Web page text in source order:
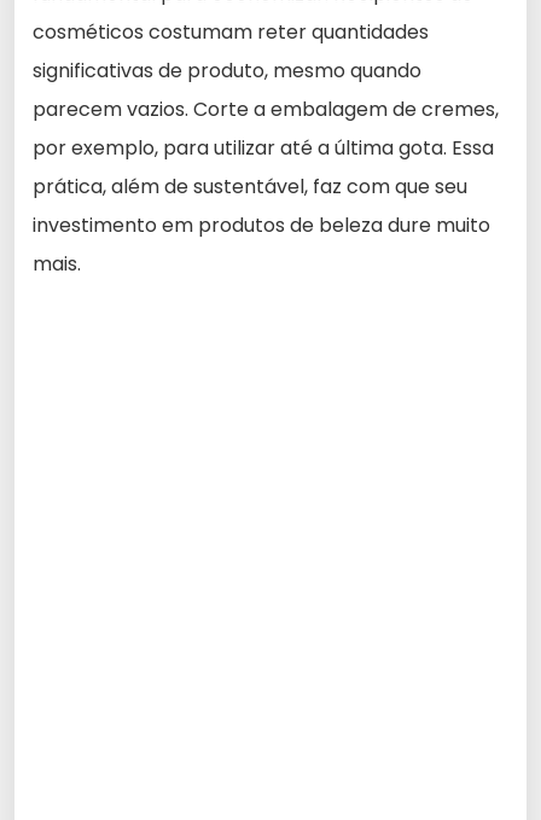
cosméticos costumam reter quantidades
significativas de produto, mesmo quando
parecem vazios. Corte a embalagem de cremes,
por exemplo, para utilizar até a última gota. Essa
prática, além de sustentável, faz com que seu
investimento em produtos de beleza dure muito
mais.